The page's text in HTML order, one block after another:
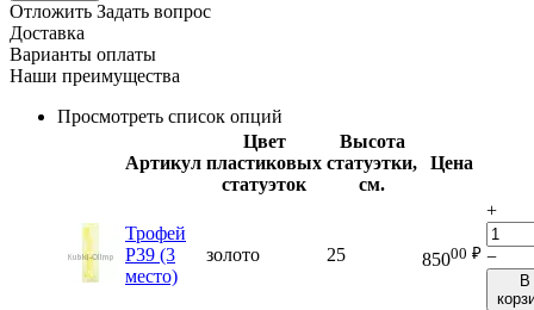
Отложить Задать вопрос
Доставка
Варианты оплаты
Наши преимущества
Просмотреть список опций
Артикул
Цвет
пластиковых
статуэток
Высота
статуэтки,
см.
Цена
Трофей
P39 (3
место)
золото 25 85000 ₽
+
−
В